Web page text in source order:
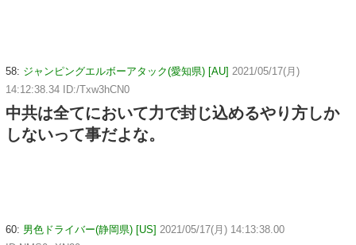
58: ジャンピングエルボーアタック(愛知県) [AU] 2021/05/17(月)
14:12:38.34 ID:/Txw3hCN0
中共は全てにおいて力で封じ込めるやり方しか
しないって事だよな。
60: 男色ドライバー(静岡県) [US] 2021/05/17(月) 14:13:38.00